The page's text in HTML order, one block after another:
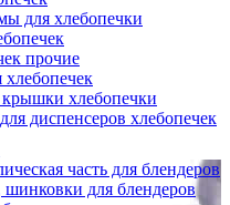
для хлебопечки
прочие
хлебопечек
хлебопечки
диспенсеров хлебопечек
часть для блендеров
шинковки для блендеров